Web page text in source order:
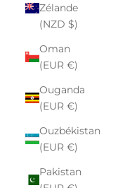
Zélande
(NZD $)
Oman
(EUR €)
Ouganda
(EUR €)
Ouzbékistan
(EUR €)
Pakistan